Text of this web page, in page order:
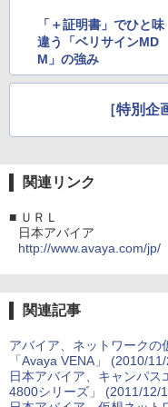
「＋証明書」でひと味
違う「ベリサインMD
M」の強み
［特別
関連リンク
■ ＵＲＬ
日本アバイア
http://www.avaya.com/jp/
関連記事
アバイア、ネットワークの
「Avaya VENA」 (2010/
日本アバイア、キャンパ
4800シリーズ」 (2011/12/